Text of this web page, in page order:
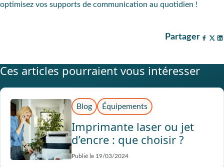
optimisez vos supports de communication au quotidien !
Partager
Ces articles pourraient vous intéresser
Blog Équipements
Imprimante laser ou jet
d’encre : que choisir ?
Publié le 19/03/2024